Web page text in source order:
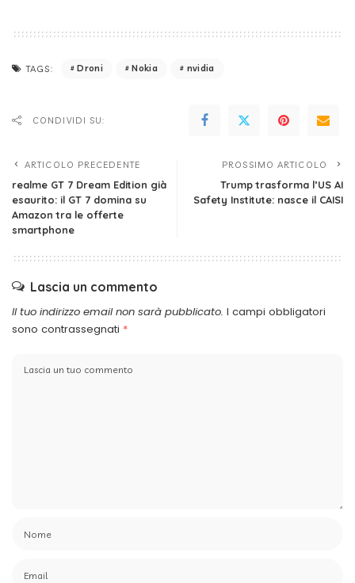
TAGS: Droni Nokia nvidia
CONDIVIDI SU:
ARTICOLO PRECEDENTE
realme GT 7 Dream Edition già
esaurito: il GT 7 domina su
Amazon tra le offerte
smartphone
PROSSIMO ARTICOLO
Trump trasforma l’US AI
Safety Institute: nasce il CAISI
Lascia un commento
Il tuo indirizzo email non sarà pubblicato. I campi obbligatori
sono contrassegnati *